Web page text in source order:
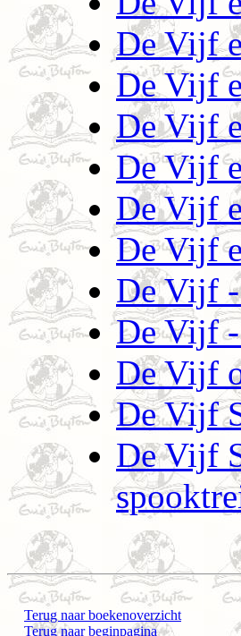
De Vijf
De Vijf
De Vijf
De Vijf
De Vijf
De Vijf
De Vijf -
De Vijf
De Vijf
De Vijf
De Vijf
Terug naar boekenoverzicht
Terug naar beginpagina